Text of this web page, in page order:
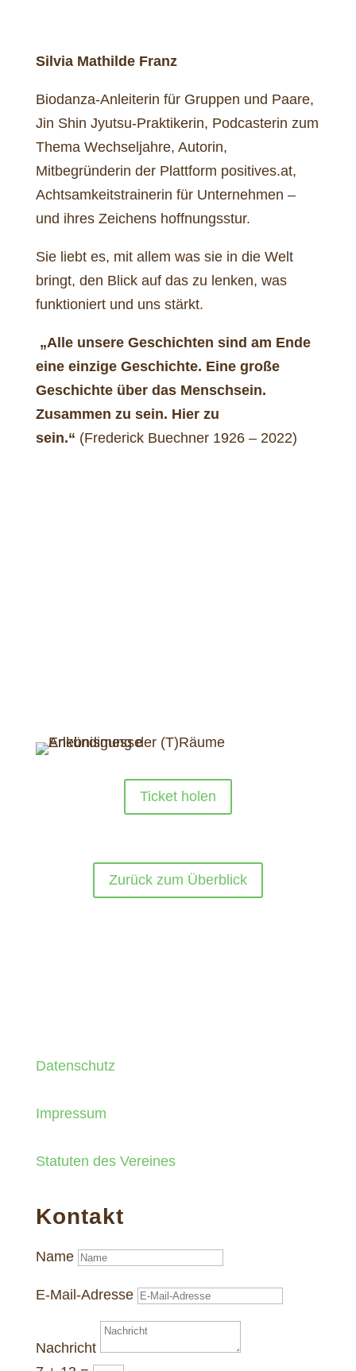
Silvia Mathilde Franz
Biodanza-Anleiterin für Gruppen und Paare,
Jin Shin Jyutsu-Praktikerin, Podcasterin zum
Thema Wechseljahre, Autorin,
Mitbegründerin der Plattform positives.at,
Achtsamkeitstrainerin für Unternehmen –
und ihres Zeichens hoffnungsstur.
Sie liebt es, mit allem was sie in die Welt
bringt, den Blick auf das zu lenken, was
funktioniert und uns stärkt.
„Alle unsere Geschichten sind am Ende
eine einzige Geschichte. Eine große
Geschichte über das Menschsein.
Zusammen zu sein. Hier zu
sein.“ (Frederick Buechner 1926 – 2022)
Ticket holen
Zurück zum Überblick
Datenschutz
Impressum
Statuten des Vereines
Kontakt
Name
E-Mail-Adresse
Nachricht